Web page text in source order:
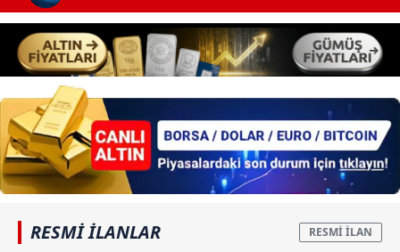
RESMİ İLANLAR